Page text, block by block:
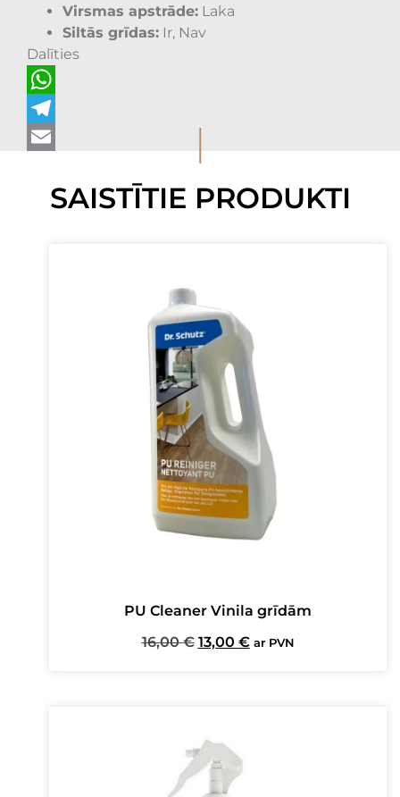
Virsmas apstrāde: Laka
Siltās grīdas: Ir, Nav
Dalīties
WhatsApp
Telegram
I
SAISTĪTIE PRODUKTI
PU Cleaner Vinila grīdām
16,00€ Original
13,00 €Current
ar PVN